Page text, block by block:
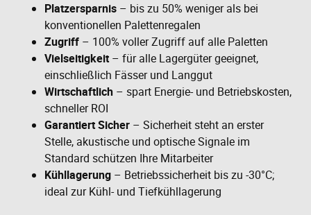
Platzersparnis – bis zu 50% weniger als bei
konventionellen Palettenregalen
Zugriff – 100% voller Zugriff auf alle Paletten
Vielseitigkeit– für alle Lagergüter geeignet,
einschließlich Fässer und Langgut
Wirtschaftlich – spart Energie- und Betriebskosten,
schneller ROI
Garantiert Sicher – Sicherheit steht an erster
Stelle, akustische und optische Signale im
Standard schützen Ihre Mitarbeiter
Kühllagerung – Betriebssicherheit bis zu -30°C;
ideal zur Kühl- und Tiefkühllagerung